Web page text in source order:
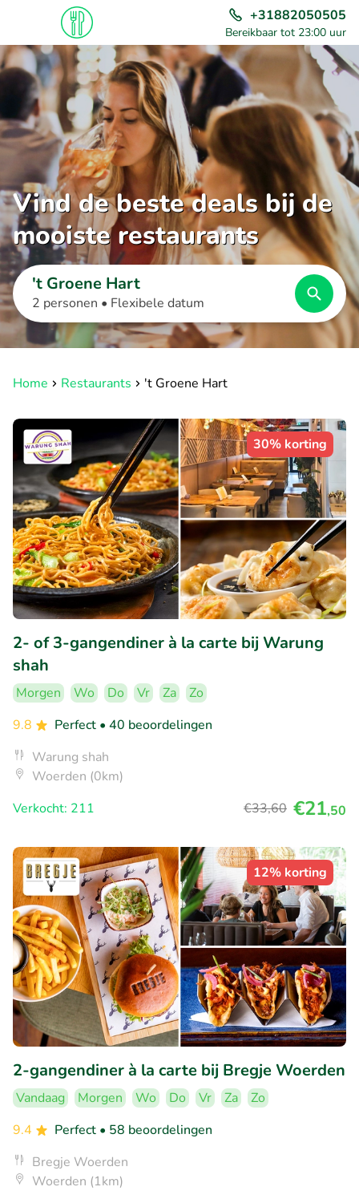
+31882050505
Bereikbaar tot 23:00 uur
Vind de beste deals bij de
mooiste restaurants
't Groene Hart
2 personen • Flexibele datum
Home Restaurants 't Groene Hart
30% korting
2- of 3-gangendiner à la carte bij Warung
shah
Morgen Wo Do Vr Za
Zo
9.8
Perfect • 40 beoordelingen
Warung shah
Woerden (0km)
Verkocht: 211
€33,60 €21,50
12% korting
2-gangendiner à la carte bij Bregje Woerden
Vandaag Morgen Wo Do Vr Za
Zo
9.4
Perfect • 58 beoordelingen
Bregje Woerden
Woerden (1km)